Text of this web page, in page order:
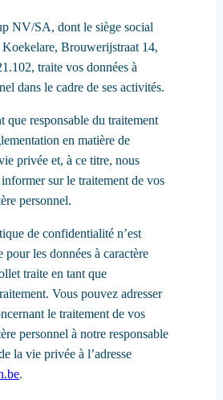
NV/SA, dont le siège social
Koekelare, Brouwerijstraat 14,
traite vos données à
dans le cadre de ses activités.
que responsable du traitement
en matière de
privée et, à ce titre, nous
sur le traitement de vos
personnel.
de confidentialité n’est
pour les données à caractère
traite en tant que
Vous pouvez adresser
le traitement de vos
personnel à notre responsable
la vie privée à l’adresse
.